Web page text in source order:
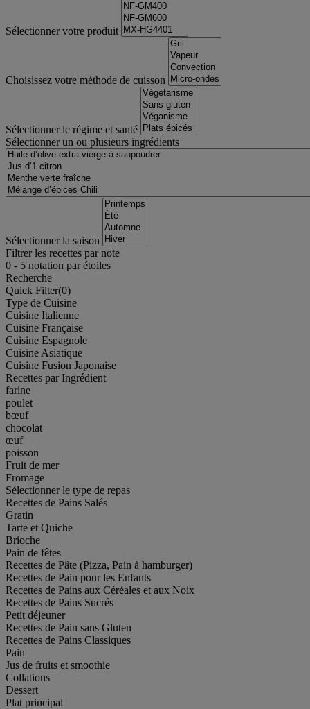
Sélectionner votre produit
Choisissez votre méthode de cuisson
Sélectionner le régime et santé
Sélectionner un ou plusieurs ingrédients
Sélectionner la saison
Filtrer les recettes par note
0 - 5 notation par étoiles
Recherche
Quick Filter(0)
Type de Cuisine
Cuisine Italienne
Cuisine Française
Cuisine Espagnole
Cuisine Asiatique
Cuisine Fusion Japonaise
Recettes par Ingrédient
farine
poulet
bœuf
chocolat
œuf
poisson
Fruit de mer
Fromage
Sélectionner le type de repas
Recettes de Pains Salés
Gratin
Tarte et Quiche
Brioche
Pain de fêtes
Recettes de Pâte (Pizza, Pain à hamburger)
Recettes de Pain pour les Enfants
Recettes de Pains aux Céréales et aux Noix
Recettes de Pains Sucrés
Petit déjeuner
Recettes de Pain sans Gluten
Recettes de Pains Classiques
Pain
Jus de fruits et smoothie
Collations
Dessert
Plat principal